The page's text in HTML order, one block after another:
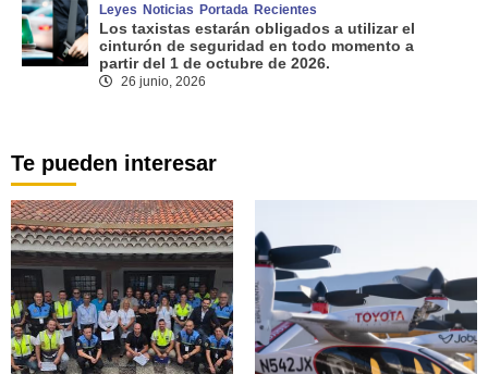
Leyes Noticias Portada Recientes
Los taxistas estarán obligados a utilizar el
cinturón de seguridad en todo momento a
partir del 1 de octubre de 2026.
26 junio, 2026
Te pueden interesar